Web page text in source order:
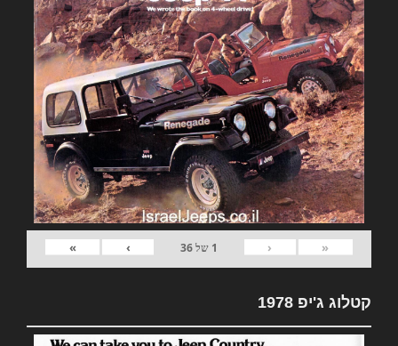
«
‹
1 של36
›
»
קטלוג ג'יפ 1978